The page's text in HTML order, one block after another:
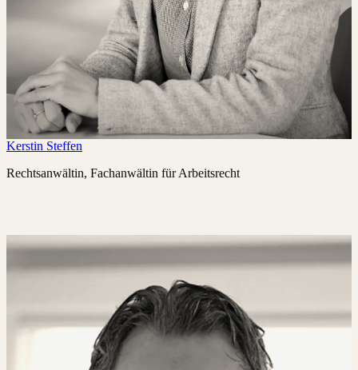
Kerstin Steffen
Rechtsanwältin, Fachanwältin für Arbeitsrecht